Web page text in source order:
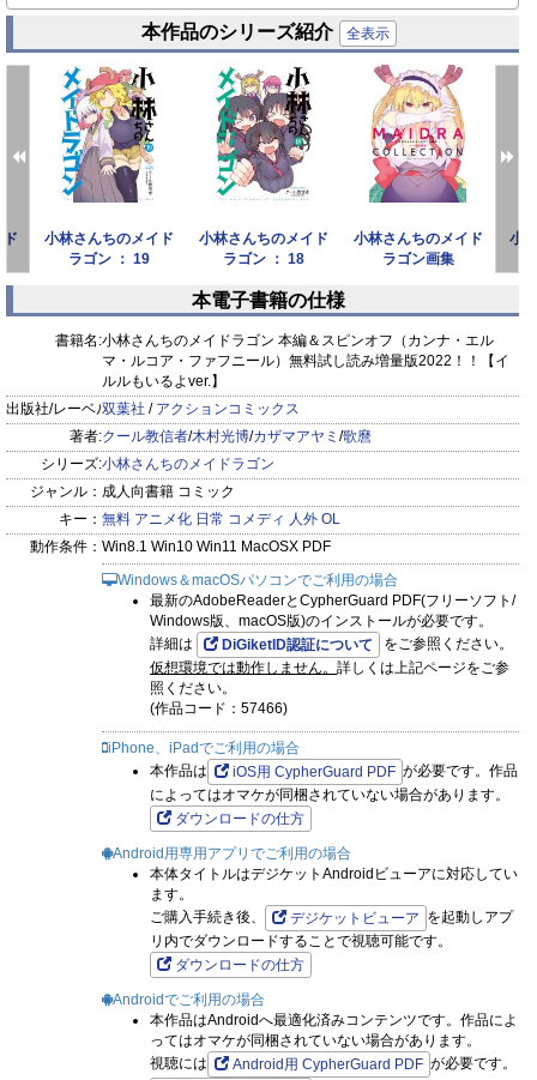
本作品のシリーズ紹介 全表示
ド
小林さんちのメイド
ラゴン ： 19
小林さんちのメイド
ラゴン ： 18
小林さんちのメイド
ラゴン画集
小
prev next
本電子書籍の仕様
書籍名:小林さんちのメイドラゴン 本編＆スピンオフ（カンナ・エル
マ・ルコア・ファフニール）無料試し読み増量版2022！！【イ
ルルもいるよver.】
出版社/レーベル:双葉社 / アクションコミックス
著者:クール教信者/木村光博/カザマアヤミ /歌麿
シリーズ:小林さんちのメイドラゴン
ジャンル： 成人向書籍 コミック
キー： 無料 アニメ化 日常 コメディ 人外 OL
動作条件： Win8.1 Win10 Win11 MacOSX PDF
Windows＆macOSパソコンでご利用の場合
最新のAdobeReaderとCypherGuard PDF(フリーソフト/
Windows版、macOS版)のインストールが必要です。
詳細は
DiGiketID認証について
をご参照ください。
仮想環境では動作しません。 詳しくは上記ページをご参
照ください。
(作品コード：57466)
iPhone、iPadでご利用の場合
本作品は
iOS用 CypherGuard PDF が必要です。作品
によってはオマケが同梱されていない場合があります。
ダウンロードの仕方
Android用専用アプリでご利用の場合
本体タイトルはデジケットAndroidビューアに対応してい
ます。
ご購入手続き後、
デジケットビューア を起動しアプ
リ内でダウンロードすることで視聴可能です。
ダウンロードの仕方
Androidでご利用の場合
本作品はAndroidへ最適化済みコンテンツです。作品によ
ってはオマケが同梱されていない場合があります。
視聴には
Android用 CypherGuard PDF が必要です。